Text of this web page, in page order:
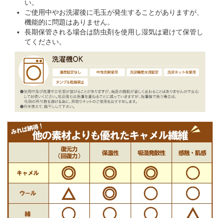
い。
ご使用中やお洗濯後に毛玉が発生することがありますが、
機能的に問題はありません。
長期保管される場合は防虫剤を使用し湿気は避けて保管し
てください。